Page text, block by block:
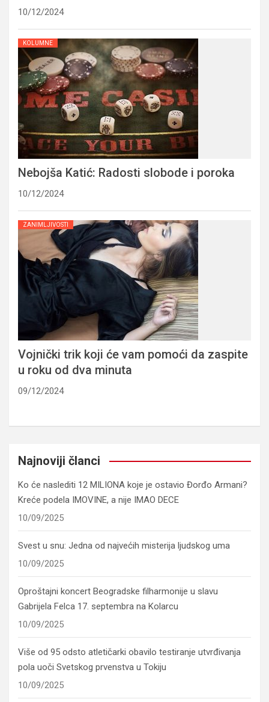
10/12/2024
KOLUMNE
Nebojša Katić: Radosti slobode i poroka
10/12/2024
ZANIMLJIVOSTI
Vojnički trik koji će vam pomoći da zaspite
u roku od dva minuta
09/12/2024
Najnoviji članci
Ko će naslediti 12 MILIONA koje je ostavio Đorđo Armani?
Kreće podela IMOVINE, a nije IMAO DECE
10/09/2025
Svest u snu: Jedna od najvećih misterija ljudskog uma
10/09/2025
Oproštajni koncert Beogradske filharmonije u slavu
Gabrijela Felca 17. septembra na Kolarcu
10/09/2025
Više od 95 odsto atletičarki obavilo testiranje utvrđivanja
pola uoči Svetskog prvenstva u Tokiju
10/09/2025